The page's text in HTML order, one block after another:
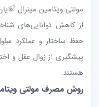
مولتی ویتامین مینرال
از کاهش توانایی‌های
حفظ ساختار و عملکرد
پیشگیری از زوال عقل و
هستند.
روش مصرف مولتی ویتامین